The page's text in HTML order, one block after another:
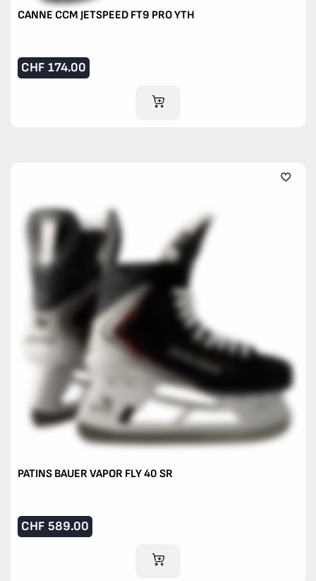
CANNE CCM JETSPEED FT9 PRO YTH
CHF 174.00
AJOUTER AU PANIER
PATINS BAUER VAPOR FLY 40 SR
CHF 589.00
AJOUTER AU PANIER